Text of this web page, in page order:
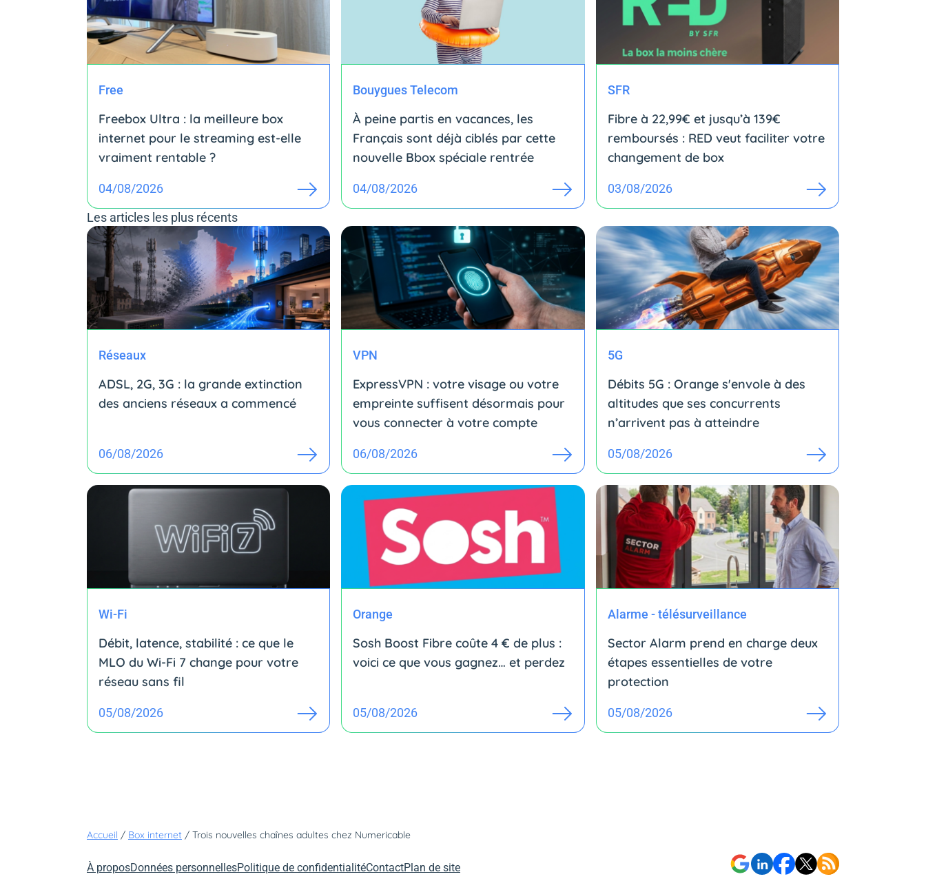
Free
Freebox Ultra : la meilleure box
internet pour le streaming est-elle
vraiment rentable ?
04/08/2026
Bouygues Telecom
À peine partis en vacances, les
Français sont déjà ciblés par cette
nouvelle Bbox spéciale rentrée
04/08/2026
SFR
Fibre à 22,99€ et jusqu’à 139€
remboursés : RED veut faciliter votre
changement de box
03/08/2026
Les articles les plus récents
Réseaux
ADSL, 2G, 3G : la grande extinction
des anciens réseaux a commencé
06/08/2026
VPN
ExpressVPN : votre visage ou votre
empreinte suffisent désormais pour
vous connecter à votre compte
06/08/2026
5G
Débits 5G : Orange s'envole à des
altitudes que ses concurrents
n’arrivent pas à atteindre
05/08/2026
Wi-Fi
Débit, latence, stabilité : ce que le
MLO du Wi-Fi 7 change pour votre
réseau sans fil
05/08/2026
Orange
Sosh Boost Fibre coûte 4 € de plus :
voici ce que vous gagnez… et perdez
05/08/2026
Alarme - télésurveillance
Sector Alarm prend en charge deux
étapes essentielles de votre
protection
05/08/2026
Accueil / Box internet / Trois nouvelles chaînes adultes chez Numericable
À proposDonnées personnellesPolitique de confidentialitéContactPlan de site